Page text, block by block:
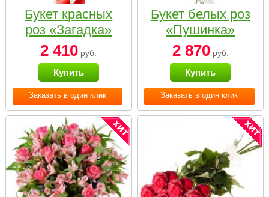
Заказать в один клик
Букет красных
роз «Загадка»
2 410 руб.
Купить
Заказать в один клик
Букет белых роз
«Пушинка»
2 870руб.
Купить